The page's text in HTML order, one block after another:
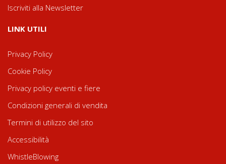
Iscriviti alla Newsletter
LINK UTILI
Privacy Policy
Cookie Policy
Privacy policy eventi e fiere
Condizioni generali di vendita
Termini di utilizzo del sito
Accessibilità
WhistleBlowing